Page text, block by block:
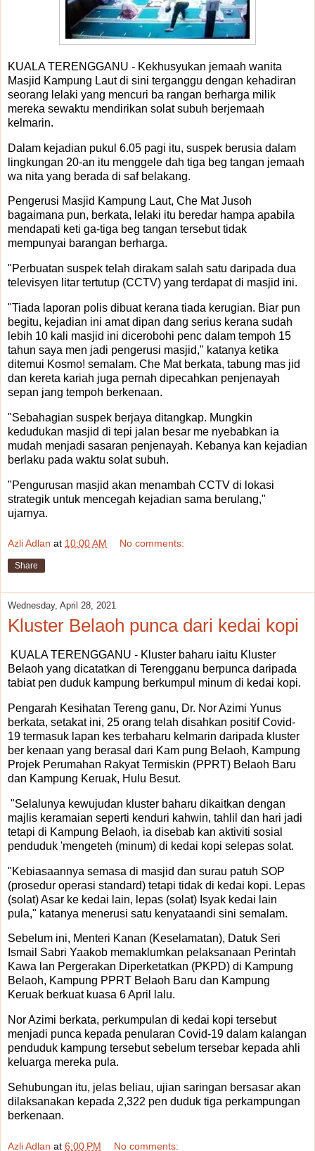
KUALA TERENGGANU - Kekhusyukan jemaah wanita
Masjid Kampung Laut di sini terganggu dengan kehadiran
seorang lelaki yang mencuri ba rangan berharga milik
mereka sewaktu mendirikan solat subuh berjemaah
kelmarin.
Dalam kejadian pukul 6.05 pagi itu, suspek berusia dalam
lingkungan 20-an itu menggele dah tiga beg tangan jemaah
wa nita yang berada di saf belakang.
Pengerusi Masjid Kampung Laut, Che Mat Jusoh
bagaimana pun, berkata, lelaki itu beredar hampa apabila
mendapati keti ga-tiga beg tangan tersebut tidak
mempunyai barangan berharga.
"Perbuatan suspek telah dirakam salah satu daripada dua
televisyen litar tertutup (CCTV) yang terdapat di masjid ini.
"Tiada laporan polis dibuat kerana tiada kerugian. Biar pun
begitu, kejadian ini amat dipan dang serius kerana sudah
lebih 10 kali masjid ini dicerobohi penc dalam tempoh 15
tahun saya men jadi pengerusi masjid," katanya ketika
ditemui Kosmo! semalam. Che Mat berkata, tabung mas jid
dan kereta kariah juga pernah dipecahkan penjenayah
sepan jang tempoh berkenaan.
"Sebahagian suspek berjaya ditangkap. Mungkin
kedudukan masjid di tepi jalan besar me nyebabkan ia
mudah menjadi sasaran penjenayah. Kebanya kan kejadian
berlaku pada waktu solat subuh.
"Pengurusan masjid akan menambah CCTV di lokasi
strategik untuk mencegah kejadian sama berulang,"
ujarnya.
Azli Adlan at 10:00 AM No comments:
Share
Wednesday, April 28, 2021
Kluster Belaoh punca dari kedai kopi
KUALA TERENGGANU - Kluster baharu iaitu Kluster
Belaoh yang dicatatkan di Terengganu berpunca daripada
tabiat pen duduk kampung berkumpul minum di kedai kopi.
Pengarah Kesihatan Tereng ganu, Dr. Nor Azimi Yunus
berkata, setakat ini, 25 orang telah disahkan positif Covid-
19 termasuk lapan kes terbaharu kelmarin daripada kluster
ber kenaan yang berasal dari Kam pung Belaoh, Kampung
Projek Perumahan Rakyat Termiskin (PPRT) Belaoh Baru
dan Kampung Keruak, Hulu Besut.
"Selalunya kewujudan kluster baharu dikaitkan dengan
majlis keramaian seperti kenduri kahwin, tahlil dan hari jadi
tetapi di Kampung Belaoh, ia disebab kan aktiviti sosial
penduduk 'mengeteh (minum) di kedai kopi selepas solat.
"Kebiasaannya semasa di masjid dan surau patuh SOP
(prosedur operasi standard) tetapi tidak di kedai kopi. Lepas
(solat) Asar ke kedai lain, lepas (solat) Isyak kedai lain
pula," katanya menerusi satu kenyataandi sini semalam.
Sebelum ini, Menteri Kanan (Keselamatan), Datuk Seri
Ismail Sabri Yaakob memaklumkan pelaksanaan Perintah
Kawa lan Pergerakan Diperketatkan (PKPD) di Kampung
Belaoh, Kampung PPRT Belaoh Baru dan Kampung
Keruak berkuat kuasa 6 April lalu.
Nor Azimi berkata, perkumpulan di kedai kopi tersebut
menjadi punca kepada penularan Covid-19 dalam kalangan
penduduk kampung tersebut sebelum tersebar kepada ahli
keluarga mereka pula.
Sehubungan itu, jelas beliau, ujian saringan bersasar akan
dilaksanakan kepada 2,322 pen duduk tiga perkampungan
berkenaan.
Azli Adlan at 6:00 PM No comments: